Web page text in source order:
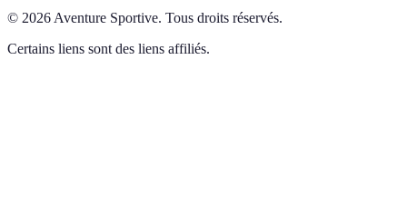
© 2026 Aventure Sportive. Tous droits réservés.
Certains liens sont des liens affiliés.